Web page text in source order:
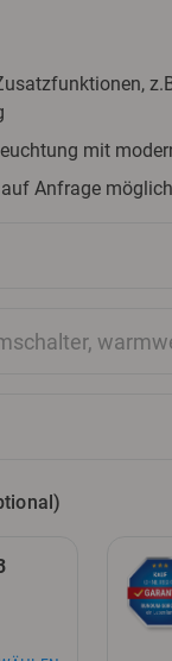
mit
Anfrage möglich